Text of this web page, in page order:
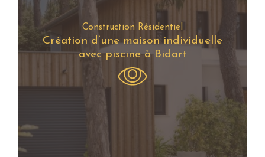
Construction Résidentiel
Création d’une maison individuelle
avec piscine à Bidart